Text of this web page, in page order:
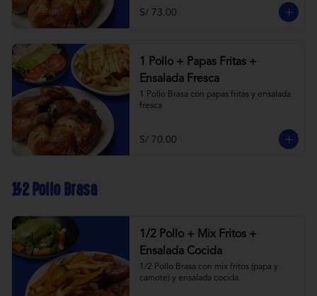
S/ 73.00
1 Pollo + Papas Fritas +
Ensalada Fresca
1 Pollo Brasa con papas fritas y ensalada
fresca
S/ 70.00
1/2 Pollo Brasa
1/2 Pollo + Mix Fritos +
Ensalada Cocida
1/2 Pollo Brasa con mix fritos (papa y
camote) y ensalada cocida.